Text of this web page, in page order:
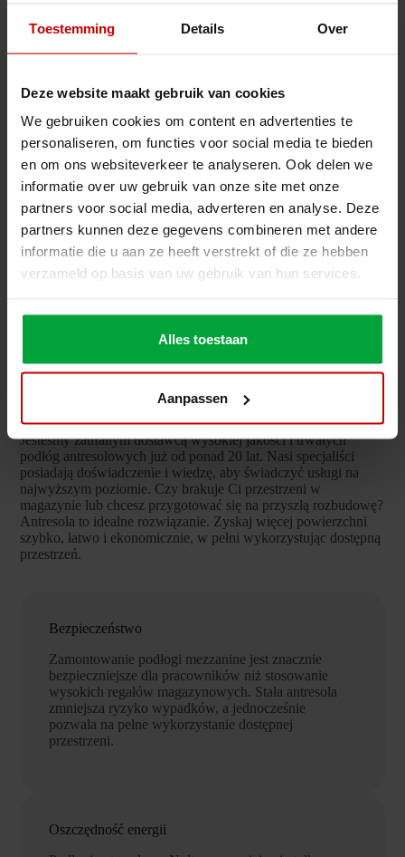
Toestemming Details Over
Deze website maakt gebruik van cookies
We gebruiken cookies om content en advertenties te
personaliseren, om functies voor social media te bieden
en om ons websiteverkeer te analyseren. Ook delen we
informatie over uw gebruik van onze site met onze
partners voor social media, adverteren en analyse. Deze
partners kunnen deze gegevens combineren met andere
informatie die u aan ze heeft verstrekt of die ze hebben
verzameld op basis van uw gebruik van hun services.
Alles toestaan
Aanpassen
Systemy magazynowe na wymiar od Nolte Mezzanine
Chcesz poznać możliwości systemów magazynowych na
wymiar w Twoim obiekcie? Skontaktuj się z nami bez
zobowiązań. Razem stworzymy idealne rozwiązanie
dopasowane do Twoich potrzeb. Dzięki naszej wiedzy i
doświadczeniu szybko i sprawnie zrealizujemy dodatkową
przestrzeń, której potrzebujesz.
Jesteśmy zaufanym dostawcą wysokiej jakości i trwałych
podłóg antresolowych już od ponad 20 lat. Nasi specjaliści
posiadają doświadczenie i wiedzę, aby świadczyć usługi na
najwyższym poziomie. Czy brakuje Ci przestrzeni w
magazynie lub chcesz przygotować się na przyszłą rozbudowę?
Antresola to idealne rozwiązanie. Zyskaj więcej powierzchni
szybko, łatwo i ekonomicznie, w pełni wykorzystując dostępną
przestrzeń.
Bezpieczeństwo
Zamontowanie podłogi mezzanine jest znacznie
bezpieczniejsze dla pracowników niż stosowanie
wysokich regałów magazynowych. Stała antresola
zmniejsza ryzyko wypadków, a jednocześnie
pozwala na pełne wykorzystanie dostępnej
przestrzeni.
Oszczędność energii